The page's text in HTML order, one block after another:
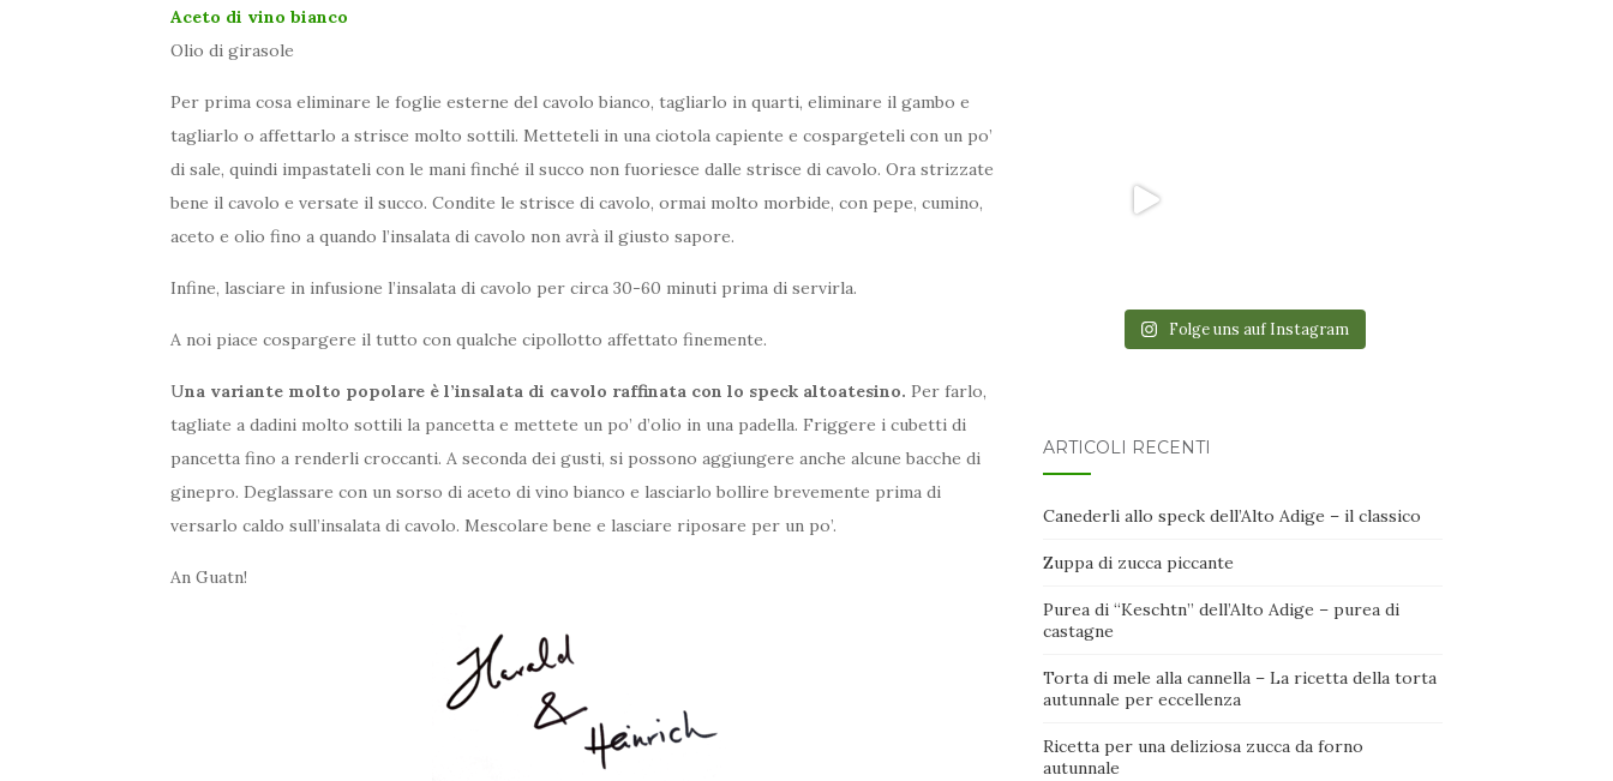
Aceto di vino bianco
Olio di girasole
Per prima cosa eliminare le foglie esterne del cavolo bianco, tagliarlo in quarti, eliminare il gambo e
tagliarlo o affettarlo a strisce molto sottili. Metteteli in una ciotola capiente e cospargeteli con un po’
di sale, quindi impastateli con le mani finché il succo non fuoriesce dalle strisce di cavolo. Ora strizzate
bene il cavolo e versate il succo. Condite le strisce di cavolo, ormai molto morbide, con pepe, cumino,
aceto e olio fino a quando l’insalata di cavolo non avrà il giusto sapore.
Infine, lasciare in infusione l’insalata di cavolo per circa 30-60 minuti prima di servirla.
A noi piace cospargere il tutto con qualche cipollotto affettato finemente.
Una variante molto popolare è l’insalata di cavolo raffinata con lo speck altoatesino. Per farlo,
tagliate a dadini molto sottili la pancetta e mettete un po’ d’olio in una padella. Friggere i cubetti di
pancetta fino a renderli croccanti. A seconda dei gusti, si possono aggiungere anche alcune bacche di
ginepro. Deglassare con un sorso di aceto di vino bianco e lasciarlo bollire brevemente prima di
versarlo caldo sull’insalata di cavolo. Mescolare bene e lasciare riposare per un po’.
An Guatn!
Folge uns auf Instagram
ARTICOLI RECENTI
Canederli allo speck dell’Alto Adige – il classico
Zuppa di zucca piccante
Purea di “Keschtn” dell’Alto Adige – purea di
castagne
Torta di mele alla cannella – La ricetta della torta
autunnale per eccellenza
Ricetta per una deliziosa zucca da forno
autunnale